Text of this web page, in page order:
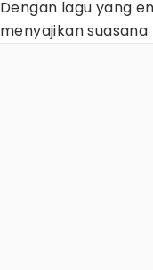
Dengan lagu yang
menyajikan